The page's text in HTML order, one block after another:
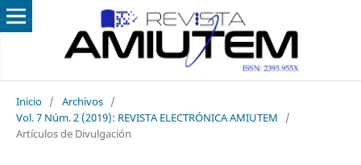
Inicio / Archivos /
Vol. 7 Núm. 2 (2019): REVISTA ELECTRÓNICA AMIUTEM
/
Artículos de Divulgación